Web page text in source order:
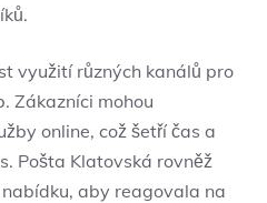
využití různých kanálů pro
Zákazníci mohou
online, což šetří čas a
Pošta Klatovská rovněž
aby reagovala na